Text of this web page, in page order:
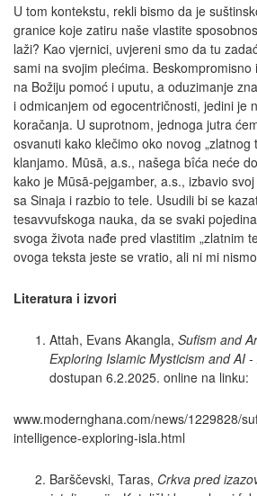
U tom kontekstu, rekli bismo da je
granice koje zatiru naše vlastite
laži? Kao vjernici, uvjereni smo da tu
sami na svojim plećima.
na Božiju pomoć i uputu, a oduzimanje
i odmicanjem od egocentričnosti, jedini je
koračanja. U suprotnom, jednoga jutra
osvanuti kako klečimo oko novog „zlatnog
klanjamo. Mūsā, a.s., našega bîća neće
kako je Mūsā-pejgamber, a.s., izbavio
sa Sinaja i razbio to tele. Usudili bi se
tesavvufskoga nauka, da se svaki
svoga života nađe pred vlastitim „zlatnim
ovoga teksta jeste se vratio, ali ni mi
Literatura i izvori
Attah, Evans Akangla, Sufism and
Exploring Islamic Mysticism and AI
dostupan 6.2.2025. online na linku:
www.modernghana.com/news/1229828/
intelligence-exploring-isla.html
Barščevski, Taras, Crkva pred